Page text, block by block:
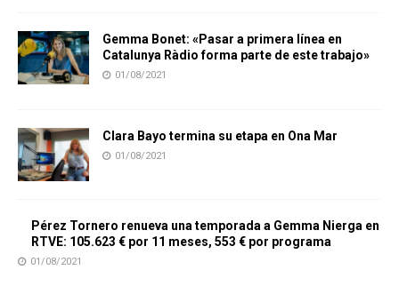
Gemma Bonet: «Pasar a primera línea en
Catalunya Ràdio forma parte de este trabajo»
01/08/2021
Clara Bayo termina su etapa en Ona Mar
01/08/2021
Pérez Tornero renueva una temporada a Gemma Nierga en
RTVE: 105.623 € por 11 meses, 553 € por programa
01/08/2021